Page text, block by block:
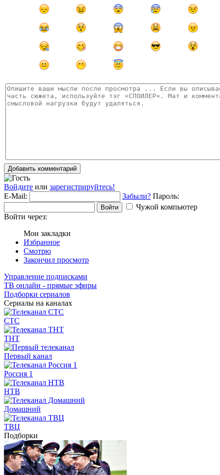
Добавить комментарий
Войдите или зарегистрируйтесь!
E-Mail:
Забыли? Пароль:
Войти
Чужой компьютер
Войти через:
Мои закладки
Избранное
Смотрю
Закончил просмотр
Управление подписками
ТВ онлайн - прямые эфиры
Подборки сериалов
Сериалы на каналах
СТС
ТНТ
Первый канал
Россия 1
НТВ
Домашний
ТВЦ
Подборки